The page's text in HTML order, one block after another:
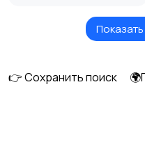
Спецтехника
👉 Сохранить поиск